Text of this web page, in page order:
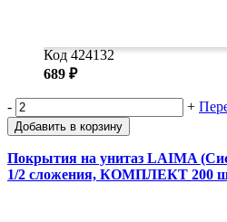
Код 424132
689 ₽
- +
Добавить в корзину
Покрытия на унитаз LAIMA
1/2 сложения, КОМПЛЕКТ 200